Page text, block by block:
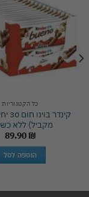
כל הקטגוריות
מקביל) ללא
89.90 ₪
הוספה לסל